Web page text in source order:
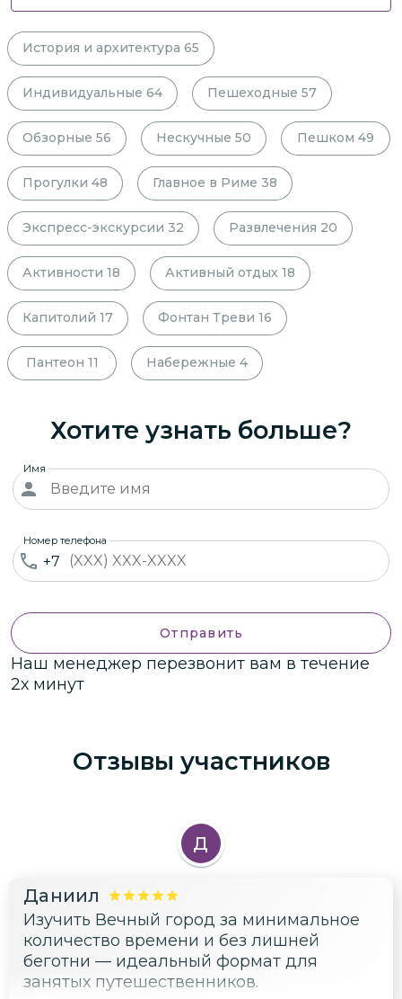
История и архитектура 65
Индивидуальные 64 Пешеходные 57
Обзорные 56 Нескучные 50 Пешком 49
Прогулки 48 Главное в Риме 38
Экспресс-экскурсии 32 Развлечения 20
Активности 18 Активный отдых 18
Капитолий 17 Фонтан Треви 16
Пантеон 11 Набережные 4
Хотите узнать больше?
Имя
+7
Номер телефона
Отправить
Наш менеджер перезвонит вам в течение
2х минут
Отзывы участников
Д
Даниил
Изучить Вечный город за минимальное
количество времени и без лишней
беготни — идеальный формат для
занятых путешественников.